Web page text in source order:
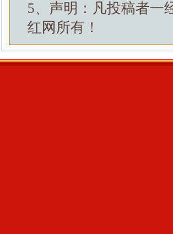
5、声明：凡投稿者一
红网所有！